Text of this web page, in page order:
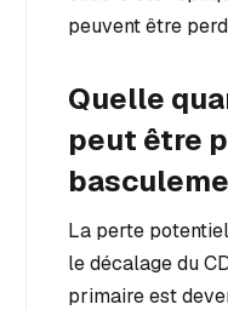
peuvent être
Quelle
peut être
La perte
le décalage du
primaire est